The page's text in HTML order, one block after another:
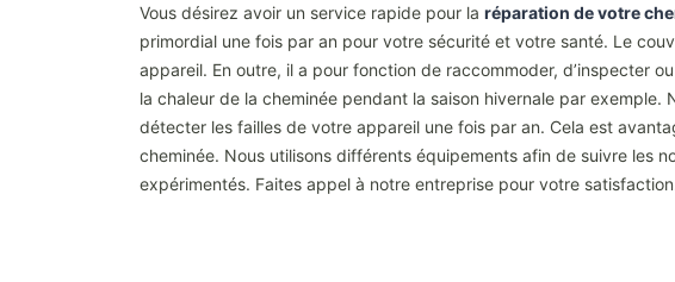
Vous désirez avoir un service rapide pour la réparation de votre
primordial une fois par an pour votre sécurité et votre santé. Le
appareil. En outre, il a pour fonction de raccommoder, d’inspecter
la chaleur de la cheminée pendant la saison hivernale par
détecter les failles de votre appareil une fois par an. Cela est
cheminée. Nous utilisons différents équipements afin de suivre les
expérimentés. Faites appel à notre entreprise pour votre